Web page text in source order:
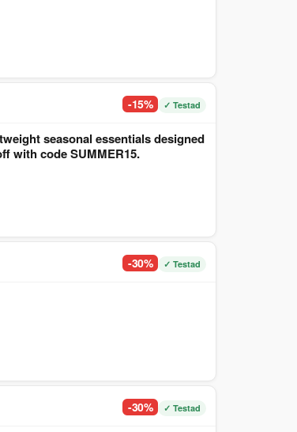
-15% ✓ Testad
seasonal essentials designed
with code SUMMER15.
-30% ✓ Testad
-30% ✓ Testad